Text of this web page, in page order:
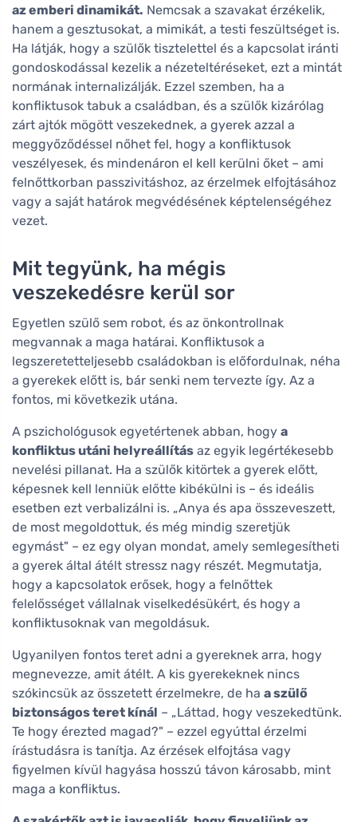
az emberi dinamikát. Nemcsak a szavakat érzékelik,
hanem a gesztusokat, a mimikát, a testi feszültséget is.
Ha látják, hogy a szülők tisztelettel és a kapcsolat iránti
gondoskodással kezelik a nézeteltéréseket, ezt a mintát
normának internalizálják. Ezzel szemben, ha a
konfliktusok tabuk a családban, és a szülők kizárólag
zárt ajtók mögött veszekednek, a gyerek azzal a
meggyőződéssel nőhet fel, hogy a konfliktusok
veszélyesek, és mindenáron el kell kerülni őket – ami
felnőttkorban passzivitáshoz, az érzelmek elfojtásához
vagy a saját határok megvédésének képtelenségéhez
vezet.
Mit tegyünk, ha mégis
veszekedésre kerül sor
Egyetlen szülő sem robot, és az önkontrollnak
megvannak a maga határai. Konfliktusok a
legszeretetteljesebb családokban is előfordulnak, néha
a gyerekek előtt is, bár senki nem tervezte így. Az a
fontos, mi következik utána.
A pszichológusok egyetértenek abban, hogy a
konfliktus utáni helyreállítás az egyik legértékesebb
nevelési pillanat. Ha a szülők kitörtek a gyerek előtt,
képesnek kell lenniük előtte kibékülni is – és ideális
esetben ezt verbalizálni is. „Anya és apa összeveszett,
de most megoldottuk, és még mindig szeretjük
egymást" – ez egy olyan mondat, amely semlegesítheti
a gyerek által átélt stressz nagy részét. Megmutatja,
hogy a kapcsolatok erősek, hogy a felnőttek
felelősséget vállalnak viselkedésükért, és hogy a
konfliktusoknak van megoldásuk.
Ugyanilyen fontos teret adni a gyereknek arra, hogy
megnevezze, amit átélt. A kis gyerekeknek nincs
szókincsük az összetett érzelmekre, de ha a szülő
biztonságos teret kínál – „Láttad, hogy veszekedtünk.
Te hogy érezted magad?" – ezzel egyúttal érzelmi
írástudásra is tanítja. Az érzések elfojtása vagy
figyelmen kívül hagyása hosszú távon károsabb, mint
maga a konfliktus.